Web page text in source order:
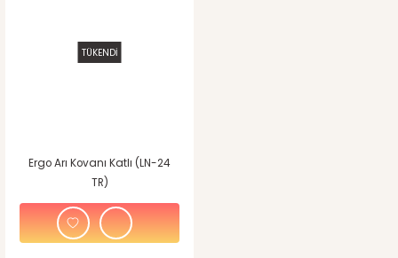
TÜKENDİ
Ergo Arı Kovanı Katlı (LN-24
TR)